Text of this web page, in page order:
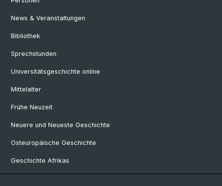
News & Veranstaltungen
Bibliothek
Sprechstunden
Universitätsgeschichte online
Mittelalter
Frühe Neuzeit
Neuere und Neueste Geschichte
Osteuropäische Geschichte
Geschichte Afrikas